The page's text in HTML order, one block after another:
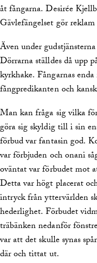
åt fångarna. Desirée
Gävlefängelset gör
Även under
Dörrarna ställdes då upp
kyrkhake. Fångarnas
fångpredikanten och
Man kan fråga sig vilka
göra sig skyldig till i sin
förbud var fantasin god.
var förbjuden och onani
oväntat var förbudet mot
Detta var högt placerat
intryck från yttervärlden
hederlighet. Förbudet
träbänken nedanför
var att det skulle synas
där och tittat ut.